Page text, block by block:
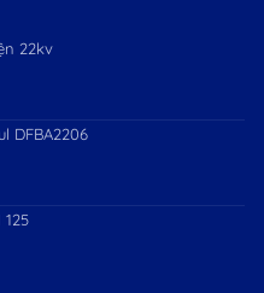
22kv
DFBA2206